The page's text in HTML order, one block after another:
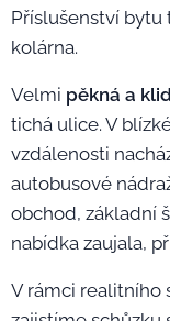
Příslušenství bytu
kolárna.
Velmi pěkná a
tichá ulice. V
vzdálenosti
autobusové
obchod, základní
nabídka zaujala,
V rámci realitního